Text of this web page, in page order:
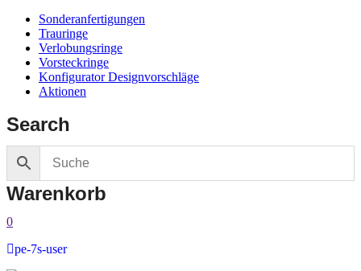
Sonderanfertigungen
Trauringe
Verlobungsringe
Vorsteckringe
Konfigurator Designvorschläge
Aktionen
Search
Warenkorb
0
pe-7s-user